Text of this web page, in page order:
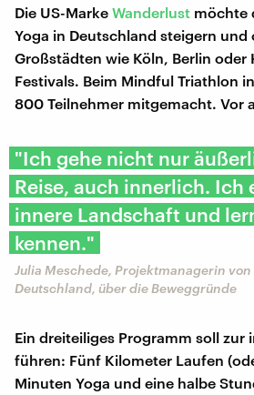
Die US-Marke Wanderlust möchte
Yoga in Deutschland steigern und
Großstädten wie Köln, Berlin oder
Festivals. Beim Mindful Triathlon
800 Teilnehmer mitgemacht. Vor
"Ich gehe nicht nur
Reise, auch innerlich. Ich
innere Landschaft und
kennen."
Julia Meschede, Projektmanagerin
Deutschland, über die Beweggründe
Ein dreiteiliges Programm soll zur
führen: Fünf Kilometer Laufen
Minuten Yoga und eine halbe